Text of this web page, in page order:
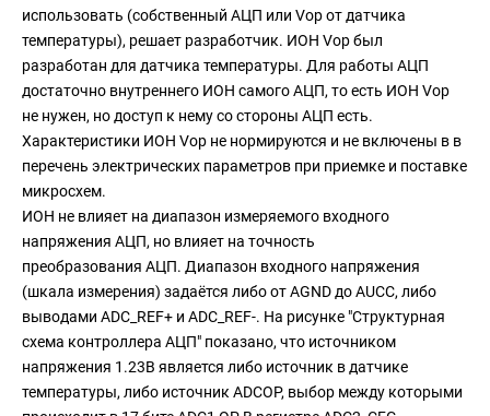
использовать (собственный АЦП или Vop от датчика
температуры), решает разработчик. ИОН Vop был
разработан для датчика температуры. Для работы АЦП
достаточно внутреннего ИОН самого АЦП, то есть ИОН Vop
не нужен, но доступ к нему со стороны АЦП есть.
Характеристики ИОН Vop не нормируются и не включены в в
перечень электрических параметров при приемке и поставке
микросхем.
ИОН не влияет на диапазон измеряемого входного
напряжения АЦП, но влияет на точность
преобразования АЦП. Диапазон входного напряжения
(шкала измерения) задаётся либо от AGND до AUCC, либо
выводами ADC_REF+ и ADC_REF-. На рисунке "Структурная
схема контроллера АЦП" показано, что источником
напряжения 1.23В является либо источник в датчике
температуры, либо источник ADCOP, выбор между которыми